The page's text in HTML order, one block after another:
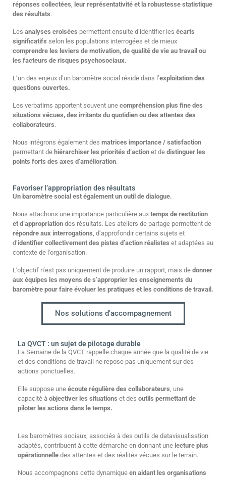
réponses collectées, leur représentativité et la robustesse statistique
des résultats.
Les analyses croisées permettent ensuite d’identifier les écarts
significatifs selon les populations interrogées et de mieux
comprendre les leviers de motivation, de qualité de vie au travail ou
les facteurs de risques psychosociaux.
L’un des enjeux d’un baromètre social réside dans l’exploitation des
questions ouvertes.
Les verbatims apportent souvent une compréhension plus fine des
situations vécues, des irritants du quotidien ou des attentes des
collaborateurs.
Nous intégrons également des matrices importance / satisfaction
permettant de hiérarchiser les priorités d’action et de distinguer les
points forts des axes d’amélioration.
Favoriser l’appropriation des résultats
Un baromètre social est également un outil de dialogue.
Nous attachons une importance particulière aux temps de restitution
et d’appropriation des résultats. Les ateliers de partage permettent de
répondre aux interrogations, d’approfondir certains sujets et
d’identifier collectivement des pistes d’action réalistes et adaptées au
contexte de l’organisation.
L’objectif n’est pas uniquement de produire un rapport, mais de donner
aux équipes les moyens de s’approprier les enseignements du
baromètre pour faire évoluer les pratiques et les conditions de travail.
Nos solutions d'accompagnement
La QVCT : un sujet de pilotage durable
La Semaine de la QVCT rappelle chaque année que la qualité de vie
et des conditions de travail ne repose pas uniquement sur des
actions ponctuelles.
Elle suppose une écoute régulière des collaborateurs, une
capacité à objectiver les situations et des outils permettant de
piloter les actions dans le temps.
Les baromètres sociaux, associés à des outils de datavisualisation
adaptés, contribuent à cette démarche en donnant une lecture plus
opérationnelle des attentes et des réalités vécues sur le terrain.
Nous accompagnons cette dynamique en aidant les organisations